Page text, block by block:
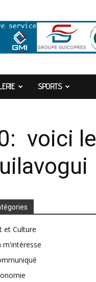
SPORTS
voici le
et Culture
m'intéresse